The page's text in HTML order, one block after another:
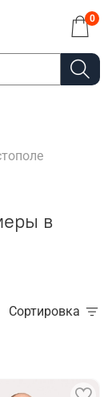
0
в
Сортировка